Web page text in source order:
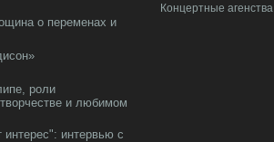
о переменах и
роли
творчестве и любимом
интерес": интервью с
Концертные агенства